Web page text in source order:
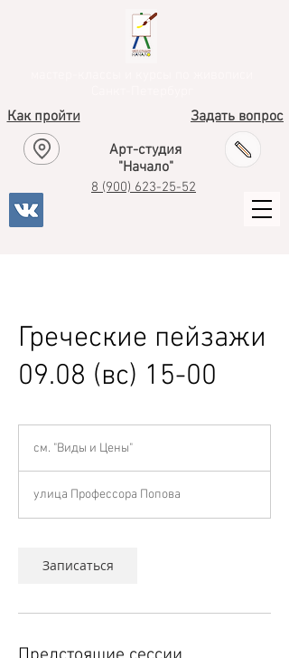
Арт-студия
"Начало"
8 (900) 623-25-52
Задать вопрос
Как пройти
Греческие пейзажи
09.08 (вс) 15-00
см. "Виды и Цены"
улица Профессора Попова
Записаться